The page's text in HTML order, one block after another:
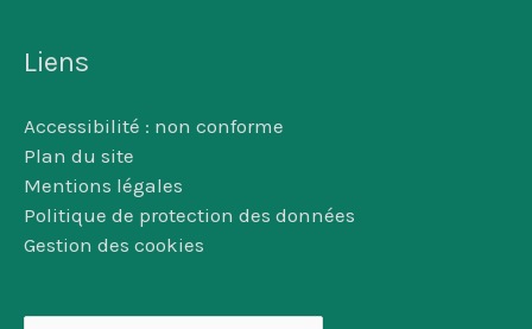
Liens
Accessibilité : non conforme
Plan du site
Mentions légales
Politique de protection des données
Gestion des cookies